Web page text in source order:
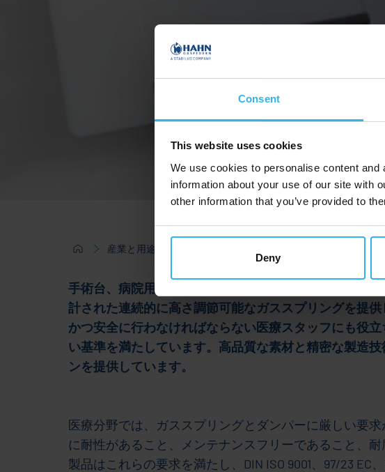
Consent
This website uses cookies
We use cookies to personalise content
information about your use of our site with
other information that you’ve provided to
Deny
産業と用途
手術台、病院用ベッド、治療用ベッド、歩行・起立補
計された連続的に高さ調節可能なガススプリングを提
かつ安全に行わなければならない医療スタッフにも役
い基準を満たしています。高品質な素材と精密な製造
ンを提供しています。
医療分野では、ガススプリングとダンパーに厳しい要
に耐性があること、メンテナンスフリーであること、
製品はこれらの要求を満たし、DIN ISO 9001、97/23 EC